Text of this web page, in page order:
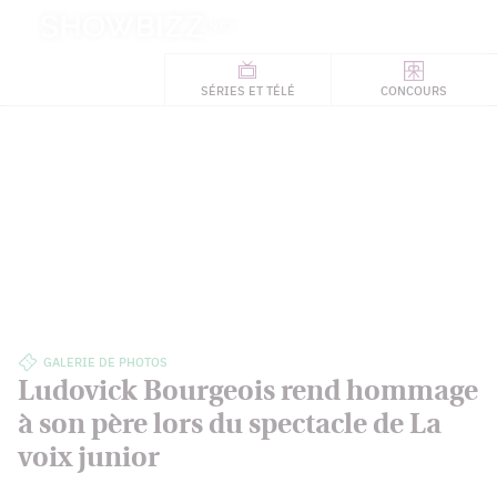
SÉRIES ET TÉLÉ CONCOURS
GALERIE DE PHOTOS
Ludovick Bourgeois rend hommage
à son père lors du spectacle de La
voix junior